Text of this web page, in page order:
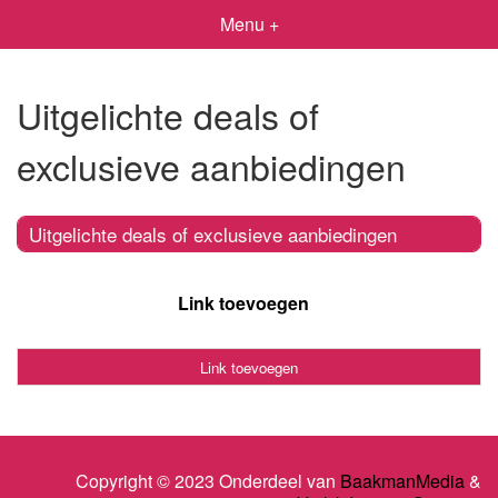
Menu +
Uitgelichte deals of
exclusieve aanbiedingen
Uitgelichte deals of exclusieve aanbiedingen
Link toevoegen
Link toevoegen
Copyright © 2023 Onderdeel van BaakmanMedia&